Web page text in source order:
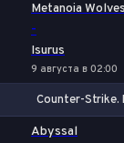
Metanoia Wolves
-
Isurus
9 августа в 02:00
Counter-Strike.
Abyssal